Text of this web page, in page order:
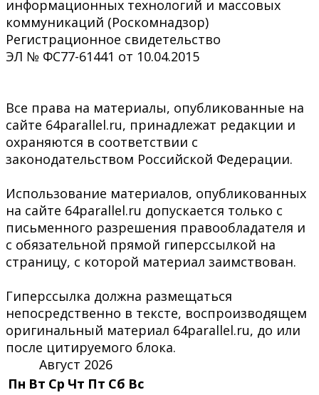
информационных технологий и массовых
коммуникаций (Роскомнадзор)
Регистрационное свидетельство
ЭЛ № ФС77-61441 от 10.04.2015
Все права на материалы, опубликованные на
сайте 64parallel.ru, принадлежат редакции и
охраняются в соответствии с
законодательством Российской Федерации.
Использование материалов, опубликованных
на сайте 64parallel.ru допускается только с
письменного разрешения правообладателя и
с обязательной прямой гиперссылкой на
страницу, с которой материал заимствован.
Гиперссылка должна размещаться
непосредственно в тексте, воспроизводящем
оригинальный материал 64parallel.ru, до или
после цитируемого блока.
Август 2026
Пн Вт Ср Чт Пт Сб Вс